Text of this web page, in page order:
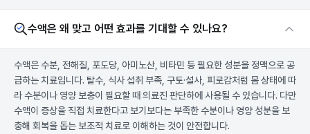
수액은 왜 맞고 어떤 효과를 기대할 수 있나요?
수액은 수분, 전해질, 포도당, 아미노산, 비타민 등 필요한 성분을 정맥으로 공
급하는 치료입니다. 탈수, 식사 섭취 부족, 구토·설사, 피로감처럼 몸 상태에 따
라 수분이나 영양 보충이 필요할 때 의료진 판단하에 사용될 수 있습니다. 다만
수액이 증상을 직접 치료한다고 보기보다는 부족한 수분이나 영양 성분을 보
충해 회복을 돕는 보조적 치료로 이해하는 것이 안전합니다.